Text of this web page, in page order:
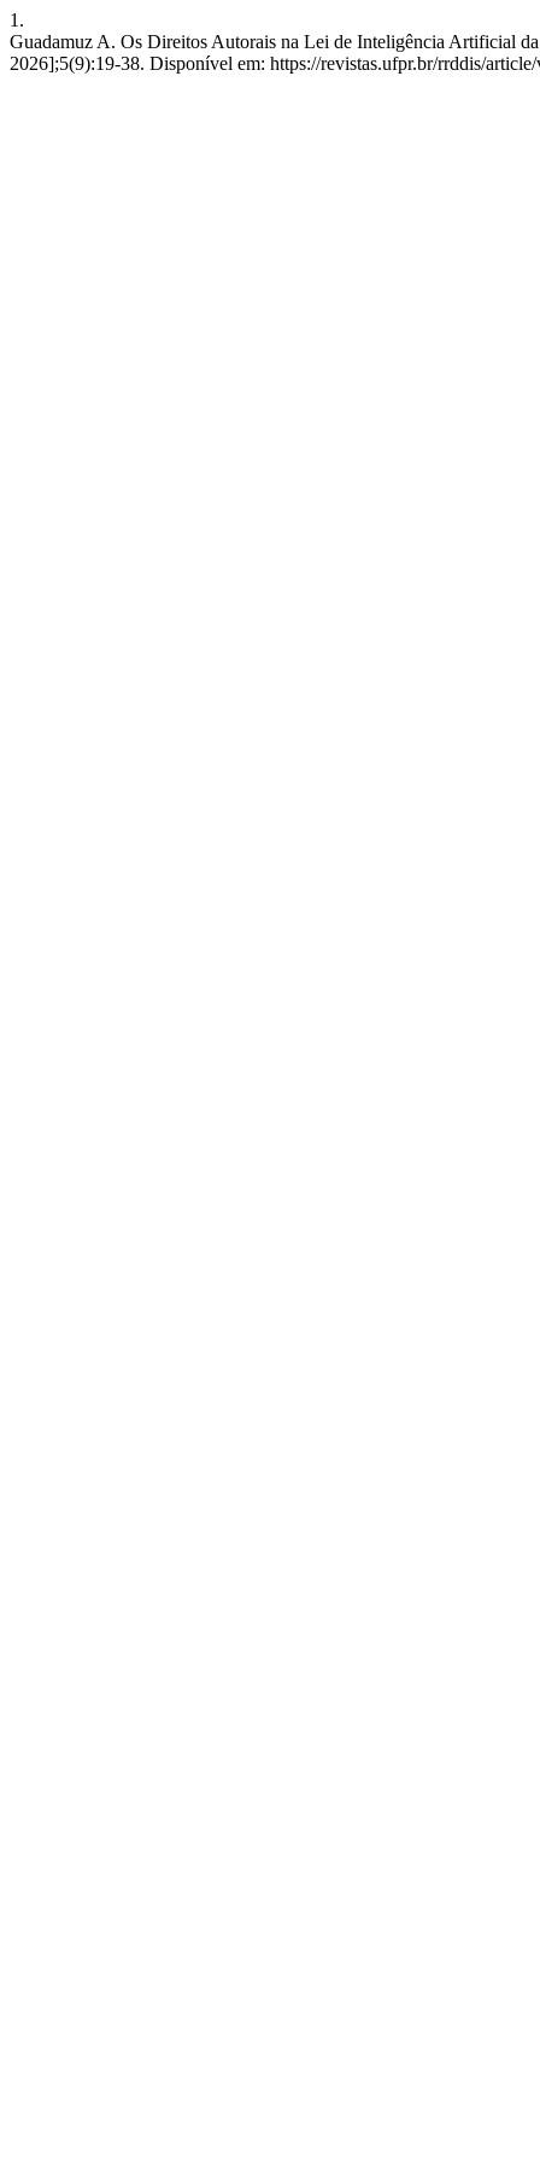
1.
Guadamuz A. Os Direitos Autorais na Lei de Inteligência Artificial
2026];5(9):19-38. Disponível em: https://revistas.ufpr.br/rrddis/